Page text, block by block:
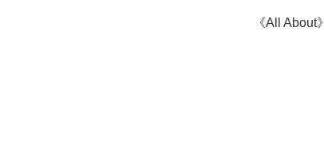
《All About》